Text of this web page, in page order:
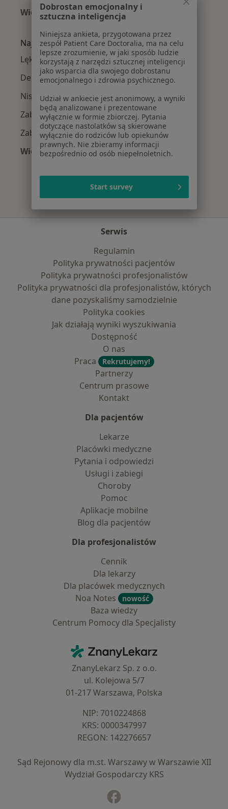
Więcej (14)
Więcej w kategorii: W pobliżu Rokietnicy
Najczęście leczone choroby
Lęki w Rokietnicy
Depresja w Rokietnicy
Niskie poczucie własnej wartości w Rokietnicy
Zaburzenia emocjonalne w Rokietnicy
Zaburzenia lękowe w Rokietnicy
Więcej (15)
Serwis
Regulamin
Polityka prywatności pacjentów
Polityka prywatności profesjonalistów
Polityka prywatności dla profesjonalistów, których
dane pozyskaliśmy samodzielnie
Polityka cookies
Jak działają wyniki wyszukiwania
Dostępność
O nas
Praca
Rekrutujemy!
Partnerzy
Centrum prasowe
Kontakt
Dla pacjentów
Lekarze
Placówki medyczne
Pytania i odpowiedzi
Usługi i zabiegi
Choroby
Pomoc
Aplikacje mobilne
Blog dla pacjentów
Dla profesjonalistów
Cennik
Dla lekarzy
Dla placówek medycznych
Noa Notes
nowość
Baza wiedzy
Centrum Pomocy dla Specjalisty
ZnanyLekarz - Strona główna
ZnanyLekarz Sp. z o.o.
ul. Kolejowa 5/7
01-217 Warszawa, Polska
NIP: ⁠7010224868
KRS: ⁠0000347997
REGON: ⁠142276657
Sąd Rejonowy dla m.st. Warszawy w Warszawie XII
Wydział Gospodarczy KRS
Dobrostan emocjonalny i
sztuczna inteligencja
Niniejsza ankieta, przygotowana przez
zespół Patient Care Doctoralia, ma na celu
lepsze zrozumienie, w jaki sposób ludzie
korzystają z narzędzi sztucznej inteligencji
jako wsparcia dla swojego dobrostanu
emocjonalnego i zdrowia psychicznego.
Udział w ankiecie jest anonimowy, a wyniki
będą analizowane i prezentowane
wyłącznie w formie zbiorczej. Pytania
dotyczące nastolatków są skierowane
wyłącznie do rodziców lub opiekunów
prawnych. Nie zbieramy informacji
bezpośrednio od osób niepełnoletnich.
Start survey